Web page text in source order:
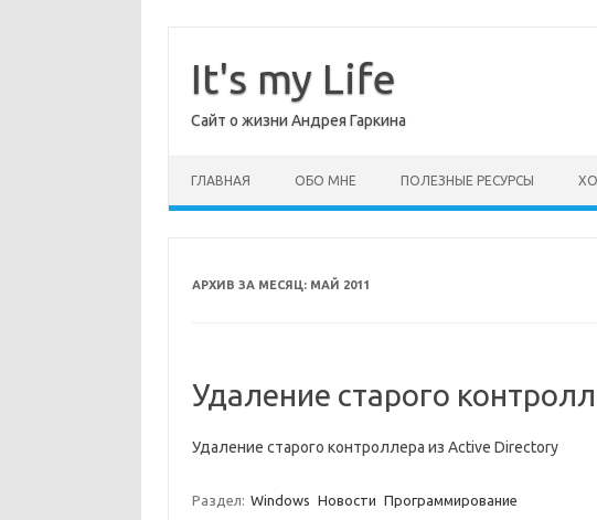
содержимому
It's my Life
Сайт о жизни Андрея Гаркина
ГЛАВНАЯ ОБО МНЕ ПОЛЕЗНЫЕ РЕСУРСЫ
АРХИВ ЗА МЕСЯЦ: МАЙ 2011
Удаление старого
Удаление старого контроллера из Active Directory
Раздел: Windows Новости Программирование